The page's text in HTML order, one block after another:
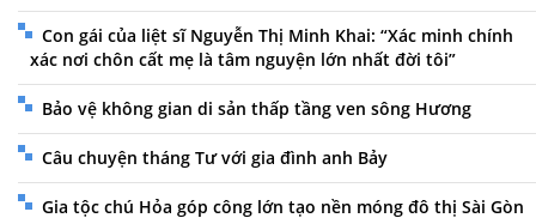
Con gái của liệt sĩ Nguyễn Thị Minh Khai: “Xác minh chính
xác nơi chôn cất mẹ là tâm nguyện lớn nhất đời tôi”
Bảo vệ không gian di sản thấp tầng ven sông Hương
Câu chuyện tháng Tư với gia đình anh Bảy
Gia tộc chú Hỏa góp công lớn tạo nền móng đô thị Sài Gòn